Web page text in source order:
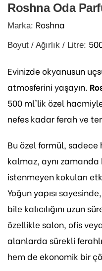
Roshna Oda
Marka: Roshna
Boyut / Ağırlık / Litre:
Evinizde okyanusun
atmosferini yaşayın.
500 ml'lik özel
nefes kadar ferah ve
Bu özel formül,
kalmaz, aynı zamanda
istenmeyen kokuları
Yoğun yapısı
bile kalıcılığını uzun
özellikle salon, ofis
alanlarda sürekli
hem de ekonomik bir